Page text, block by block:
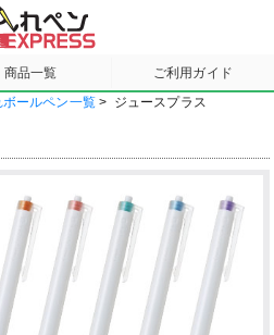
商品一覧 ご利用ガイド
ールペン一覧> ジュースプラス